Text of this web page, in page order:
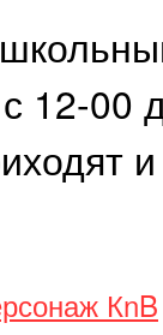
12-00
КnB